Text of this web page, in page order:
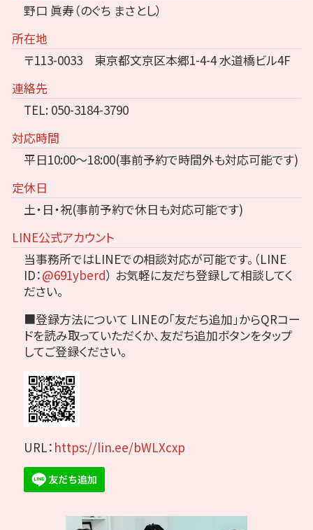
野口 眞寿（のぐち まさとし）
所在地
〒113-0033 東京都文京区本郷1-4-4 水道橋ビル4F
連絡先
TEL: 050-3184-3790
対応時間
平日10:00～18:00(事前予約で時間外も対応可能です)
定休日
土・日・祝(事前予約で休日も対応可能です)
LINE公式アカウント
当事務所ではLINEでの相談対応が可能です。（LINE
ID：@691yberd） お気軽に友だち登録して相談してく
ださい。
■登録方法について LINEの「友だち追加」からQRコー
ドを読み取っていただくか、友だち追加ボタンをタップ
してご登録ください。
URL： https://lin.ee/bWLXcxp